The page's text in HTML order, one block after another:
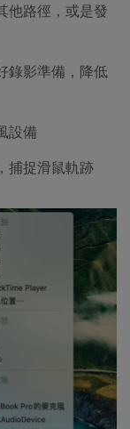
他路徑，或是發
錄影準備，降低
設備
捕捉滑鼠軌跡